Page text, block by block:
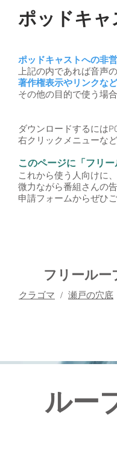
ポッドキャ
ポッドキャストへの非
上記の内であれば​音声
著作権表示やリンクな
その他の目的で使う場
ダウンロードするには
右クリックメニューな
このページに「フリ
これから使う人向けに
微力ながら番組さんの
申請フォームからぜひ
フリールー
クラゴマ / 瀬戸の穴底
ルー